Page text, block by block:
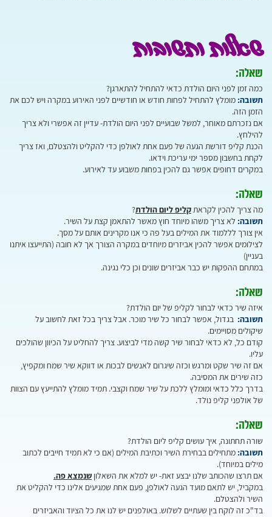
שאלות ותשובות
שאלה:
כמה זמן לפני היום הולדת כדאי להתחיל להתארגן?
תשובה: מומלץ להתחיל לפחות חודש או חודשיים לפני האירוע במקרה ויש לכם את
הזמן הזה.
אם נזכרתם מאוחר, למשל שבועיים לפני היום הולדת- עדיין זה אפשרי ולא צריך
להילחץ.
הכנת קליפ דורשת הגעה של פעם אחת לאולפן כדי להקליט ולהצטלם, ואז צריך
לקחת בחשבון מספר ימי עריכת וידאו.
במקרים דחופים אפשר גם להכין בפחות משבוע עד לאירוע.
שאלה:
מה צריך להכין לקראתקליפ ליום הולדת?
תשובה: לא צריך משהו מיוחד חוץ מאשר להתאמן קצת על השיר.
אין צורך לללמוד את המילים בעל פה כי אנו מקרינים אותם על מסך.
לצילומים אפשר להכין אביזרים מיוחדים במקרה הצורך אך לא חובה (התייעצו איתנו
בעניין)
במתחם ההפקות יש כבר אביזרים שונים וכן כלי נגינה.
שאלה:
איזה שיר כדאי לבחור לקליפ של יום הולדת?
תשובה: בגדול, אפשר לבחור כל שיר מוכר. אבל צריך בכל זאת לחשוב על
שיקולים מסויימים.
קודם כל, לא כדאי לבחור שיר קשה מדי לביצוע. צריך להחליט על הכיוון שהולכים
עליו.
אם זה שיר שקט ומרגש וכזה שיגרום לאנשים לבכות או דווקא שיר שמח ומקפיץ,
כזה שירים את המסיבה.
בדרך כלל כדאי ומומלץ ללכת על שיר שמח וקצבי. תמיד מומלץ להתייעץ עם הצוות
של אולפני קליפ נולד.
שאלה:
שורה תחתונה, איך עושים קליפ ליום הולדת?
תשובה: מתחילים בבחירת השיר וכתיבת המילים (אם כי לא תמיד חייבים לכתוב
מילים במיוחד).
אם תרצו שהכותב שלנו יבצע זאת- יש למלא את השאלון שנמצא פה.
במקביל, יש לתאם מועד הגעה לאולפן, פעם אחת שמגיעים אלינו כדי להקליט את
השיר ולהצטלם.
בד"כ זה לוקח בין שעתיים לשלוש. באולפנים יש לנו את כל הציוד והאביזרים